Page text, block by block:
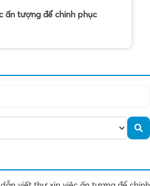
ấn tượng để chinh phục